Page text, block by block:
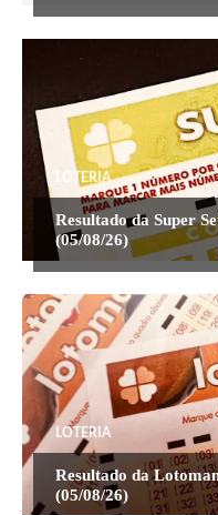
LOTERIA
Resultado da Super
(05/08/26)
LOTERIA
Resultado da
(05/08/26)